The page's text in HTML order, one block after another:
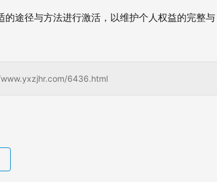
途径与方法进行激活，以维护个人权益的完整与
www.yxzjhr.com/6436.html